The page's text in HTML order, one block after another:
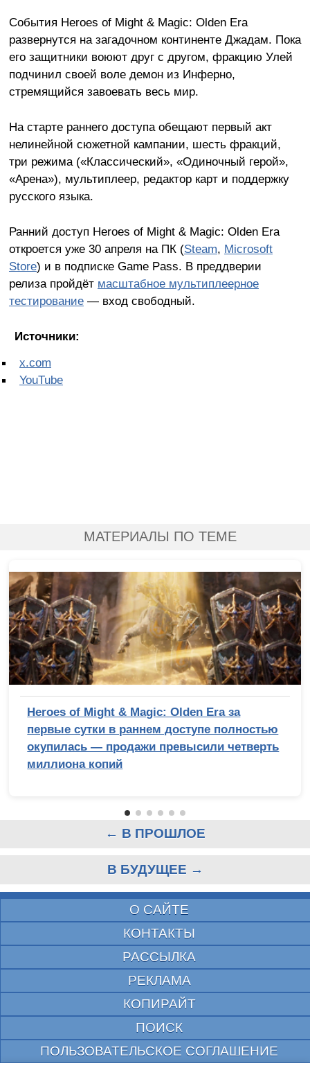
События Heroes of Might & Magic: Olden Era
развернутся на загадочном континенте Джадам. Пока
его защитники воюют друг с другом, фракцию Улей
подчинил своей воле демон из Инферно,
стремящийся завоевать весь мир.
На старте раннего доступа обещают первый акт
нелинейной сюжетной кампании, шесть фракций,
три режима («Классический», «Одиночный герой»,
«Арена»), мультиплеер, редактор карт и поддержку
русского языка.
Ранний доступ Heroes of Might & Magic: Olden Era
откроется уже 30 апреля на ПК (Steam, Microsoft
Store) и в подписке Game Pass. В преддверии
релиза пройдёт масштабное мультиплеерное
тестирование— вход свободный.
Источники:
x.com
YouTube
МАТЕРИАЛЫ ПО ТЕМЕ
Heroes of Might & Magic: Olden Era за
первые сутки в раннем доступе полностью
окупилась — продажи превысили четверть
миллиона копий
← В ПРОШЛОЕ
В БУДУЩЕЕ →
О САЙТЕ
КОНТАКТЫ
РАССЫЛКА
РЕКЛАМА
КОПИРАЙТ
ПОИСК
ПОЛЬЗОВАТЕЛЬСКОЕ СОГЛАШЕНИЕ